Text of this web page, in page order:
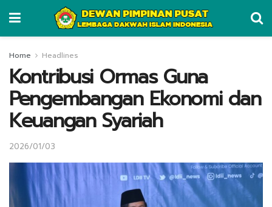
Home Headlines
Kontribusi Ormas Guna
Pengembangan Ekonomi dan
Keuangan Syariah
2026/01/03